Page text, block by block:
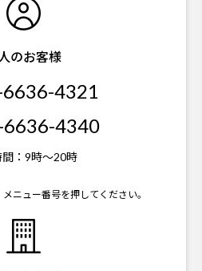
のお客様
4321
6636-4340
： 9時～20時
ニュー番号を押してください。